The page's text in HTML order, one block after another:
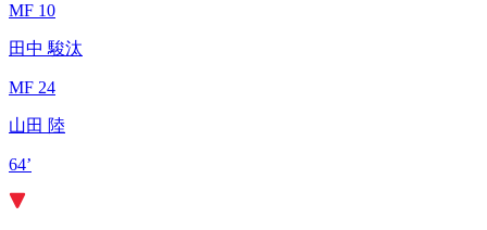
MF 10
田中 駿汰
MF 24
山田 陸
64’